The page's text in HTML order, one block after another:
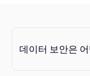
데이터 보안은